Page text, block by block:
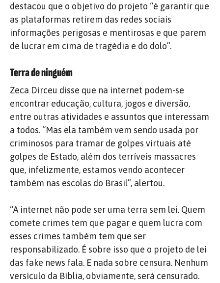
destacou que o objetivo do projeto “é garantir que
as plataformas retirem das redes sociais
informações perigosas e mentirosas e que parem
de lucrar em cima de tragédia e do dolo”.
Terra de ninguém
Zeca Dirceu disse que na internet podem-se
encontrar educação, cultura, jogos e diversão,
entre outras atividades e assuntos que interessam
a todos. “Mas ela também vem sendo usada por
criminosos para tramar de golpes virtuais até
golpes de Estado, além dos terríveis massacres
que, infelizmente, estamos vendo acontecer
também nas escolas do Brasil”, alertou.
“A internet não pode ser uma terra sem lei. Quem
comete crimes tem que pagar e quem lucra com
esses crimes também tem que ser
responsabilizado. É sobre isso que o projeto de lei
das fake news fala. E nada sobre censura. Nenhum
versículo da Bíblia, obviamente, será censurado.